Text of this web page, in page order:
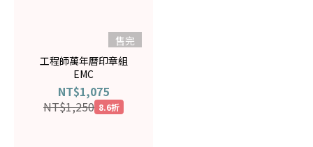
售完
工程師萬年曆印章組
EMC
NT$1,075
NT$1,250 8.6折